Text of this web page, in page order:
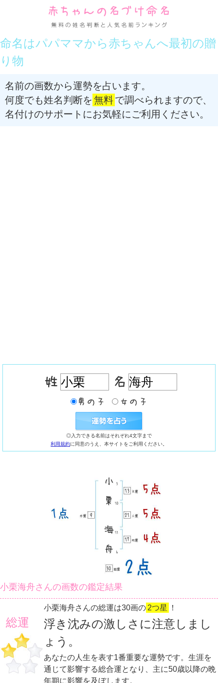
命名はパパママから赤ちゃんへ最初の贈
り物
名前の画数から運勢を占います。
何度でも姓名判断を 無料で調べられますので、
名付けのサポートにお気軽にご利用ください。
◎入力できる名前はそれぞれ4文字まで
利用規約に同意のうえ、本サイトをご利用ください。
小栗海舟さんの画数の鑑定結果
総運
小栗海舟さんの総運は30画の 2つ星 ！
浮き沈みの激しさに注意しまし
ょう。
あなたの人生を表す1番重要な運勢です。生涯を
通じて影響する総合運となり、主に50歳以降の晩
年期に影響を及ぼします。